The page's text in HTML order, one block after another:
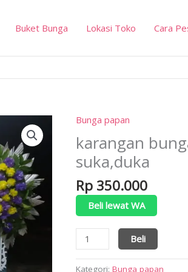
Buket Bunga Lokasi Toko Cara
Bunga papan
karangan
suka,duka
Rp 350.000
Beli lewat WA
Kuantitas
karangan
bunga
Beli
Kategori:Bunga papan